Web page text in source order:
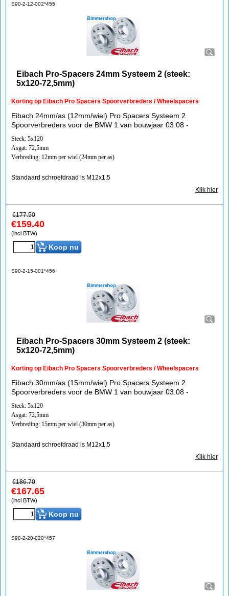
S90-2-12-002*455
Eibach Pro-Spacers 24mm Systeem 2 (steek:
5x120-72,5mm)
Korting op Eibach Pro Spacers Spoorverbreders / Wheelspacers
Eibach 24mm/as (12mm/wiel) Pro Spacers Systeem 2
Spoorverbreders voor de BMW 1 van bouwjaar 03.08 -
Steek: 5x120
Asgat: 72,5mm
Verbreding: 12mm per wiel (24mm per as)
Standaard schroefdraad is M12x1,5
Klik hier
€177.50
€159.40
(incl BTW)
Koop nu
S90-2-15-001*456
Eibach Pro-Spacers 30mm Systeem 2 (steek:
5x120-72,5mm)
Korting op Eibach Pro Spacers Spoorverbreders / Wheelspacers
Eibach 30mm/as (15mm/wiel) Pro Spacers Systeem 2
Spoorverbreders voor de BMW 1 van bouwjaar 03.08 -
Steek: 5x120
Asgat: 72,5mm
Verbreding: 15mm per wiel (30mm per as)
Standaard schroefdraad is M12x1,5
Klik hier
€186.70
€167.65
(incl BTW)
Koop nu
S90-2-20-020*457